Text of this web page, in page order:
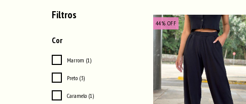
Filtros
Cor
Marrom (1)
Preto (3)
Caramelo (1)
44% OFF